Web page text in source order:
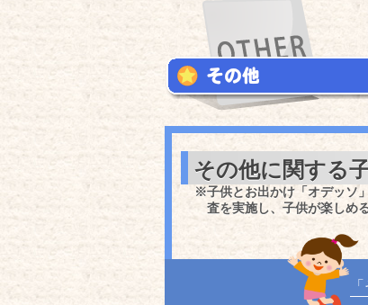
その他に関する
※子供とお出かけ「オデッソ
査を実施し、子供が楽しめ